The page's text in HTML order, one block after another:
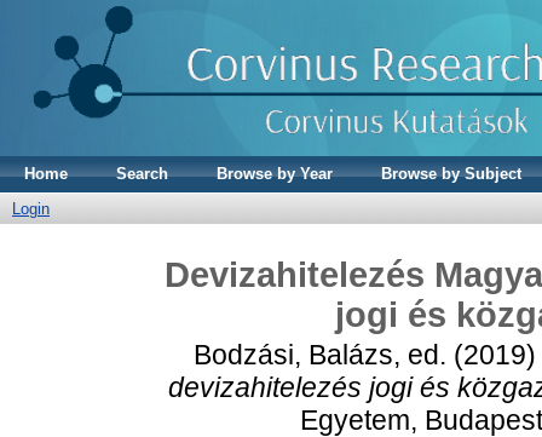
Home Search Browse by Year
Browse by Subject
Login
Devizahitelezés
jogi és
Bodzási, Balázs, ed. (2019)
devizahitelezés jogi és
Egyetem,